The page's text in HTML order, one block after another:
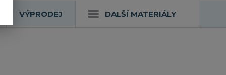
VÝPRODEJ DALŠÍ MATERIÁLY